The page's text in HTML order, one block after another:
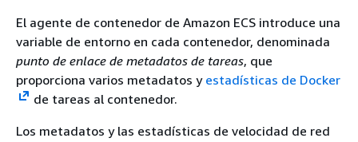
El agente de contenedor de Amazon ECS introduce una
variable de entorno en cada contenedor, denominada
punto de enlace de metadatos de tareas, que
proporciona varios metadatos y estadísticas de Docker
de tareas al contenedor.
Los metadatos y las estadísticas de velocidad de red